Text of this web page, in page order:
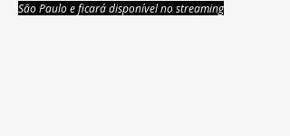
São Paulo e ficará disponível no streaming